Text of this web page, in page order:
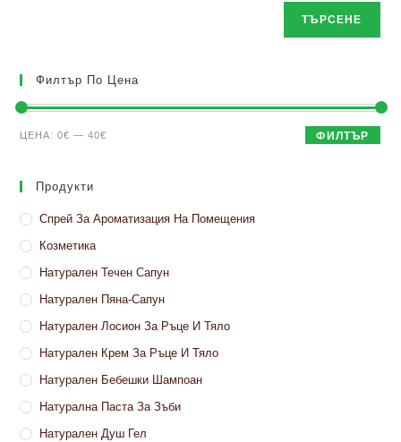
ТЪРСЕНЕ
Филтър По Цена
Минимална
Максимална
ФИЛТЪР
ЦЕНА:0€ —40€
Продукти
Спрей За Ароматизация На Помещения
Козметика
Натурален Течен Сапун
Натурален Пяна-Сапун
Натурален Лосион За Ръце И Тяло
Натурален Крем За Ръце И Тяло
Натурален Бебешки Шампоан
Натурална Паста За Зъби
Натурален Душ Гел